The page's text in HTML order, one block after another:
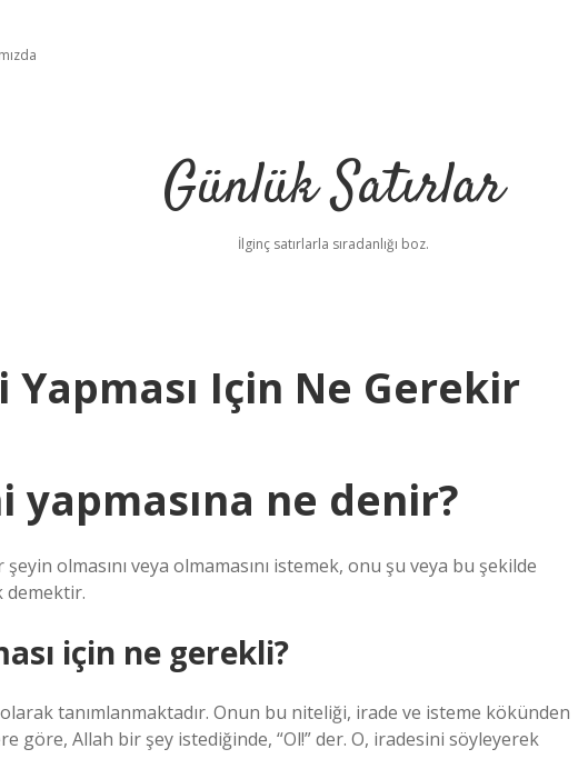
Günlük Satırlar
İlginç satırlarla sıradanlığı boz.
Için Ne Gerekir
yapmasına ne denir?
olmasını veya olmamasını istemek, onu şu veya bu şekilde
demektir.
için ne gerekli?
tanımlanmaktadır. Onun bu niteliği, irade ve isteme kökünden
göre, Allah bir şey istediğinde, “Ol!” der. O, iradesini söyleyerek